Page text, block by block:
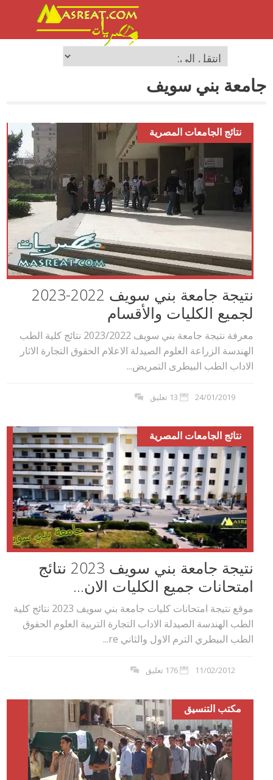
جامعة بني سويف
نتائج الجامعات المصرية
نتيجة جامعة بني سويف 2022-2023
لجميع الكليات والأقسام
معرفة نتيجة جامعة بني سويف 2023/2022 نتائج كلية الطب
الهندسة الزراعة العلوم الصيدلة الاعلام الحقوق التجارة الاثار
الاداب الطب البيطرى التمريض...
24/01/2019 13 تعليق
نتائج الجامعات المصرية
نتيجة جامعة بني سويف 2023 نتائج
امتحانات جميع الكليات الان...
موقع نتيجة امتحانات كليات جامعة بني سويف 2023 نتائج كلية
الطب الهندسة الصيدلة الاداب التجارة التربية العلوم الحقوق
الطب البيطري الترم الاول والثاني re...
11/02/2012 176 تعليق
مكتب التنسيق